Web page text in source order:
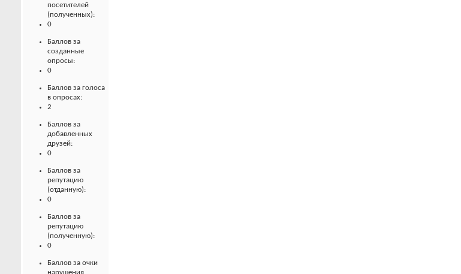
посетителей
(полученных):
0
Баллов за
созданные
опросы:
0
Баллов за голоса
в опросах:
2
Баллов за
добавленных
друзей:
0
Баллов за
репутацию
(отданную):
0
Баллов за
репутацию
(полученную):
0
Баллов за очки
нарушения